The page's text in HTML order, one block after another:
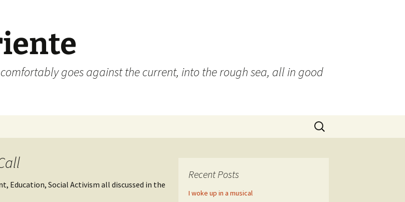
goes against the current, into the rough sea, all in good
Search
for:
Education, Social Activism all discussed in the
Recent Posts
I woke up in a musical